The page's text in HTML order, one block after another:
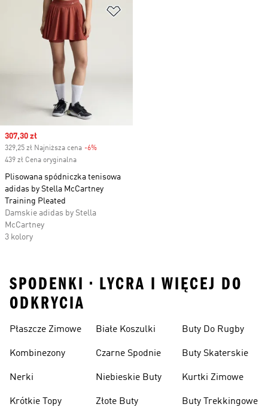
Sale price
307,30 zł
329,25 zł Najniższa cena -6%
439 zł Cena oryginalna
Plisowana spódniczka tenisowa
adidas by Stella McCartney
Training Pleated
Damskie adidas by Stella
McCartney
3 kolory
SPODENKI • LYCRA I WIĘCEJ DO
ODKRYCIA
Płaszcze Zimowe
Kombinezony
Nerki
Krótkie Topy
Białe Koszulki
Czarne Spodnie
Niebieskie Buty
Złote Buty
Buty Do Rugby
Buty Skaterskie
Kurtki Zimowe
Buty Trekkingowe